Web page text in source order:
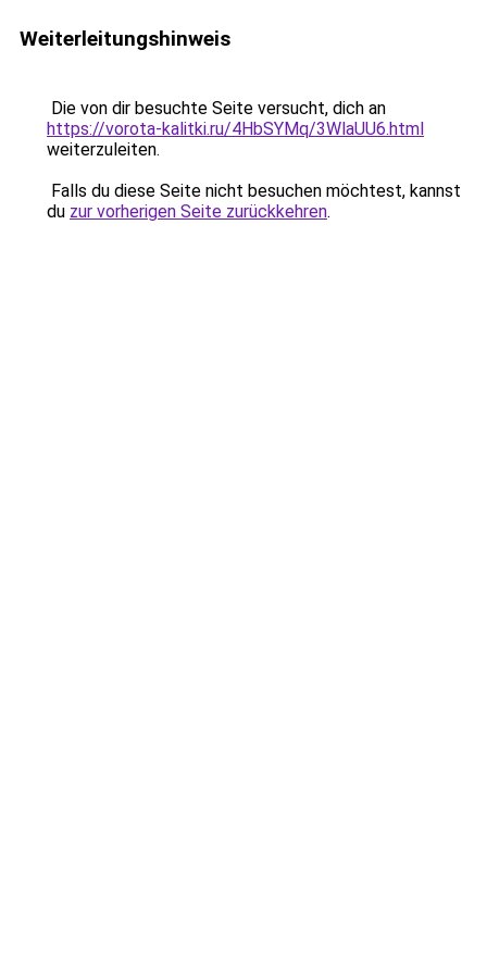
Weiterleitungshinweis
Die von dir besuchte Seite versucht, dich an
https://vorota-kalitki.ru/4HbSYMq/3WlaUU6.html
weiterzuleiten.
Falls du diese Seite nicht besuchen möchtest, kannst
du zur vorherigen Seite zurückkehren.